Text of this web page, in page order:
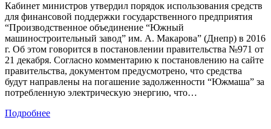
Кабинет министров утвердил порядок использования средств
для финансовой поддержки государственного предприятия
“Производственное объединение “Южный
машиностроительный завод” им. А. Макарова” (Днепр) в 2016
г. Об этом говорится в постановлении правительства №971 от
21 декабря. Согласно комментарию к постановлению на сайте
правительства, документом предусмотрено, что средства
будут направлены на погашение задолженности “Южмаша” за
потребленную электрическую энергию, что…
Подробнее